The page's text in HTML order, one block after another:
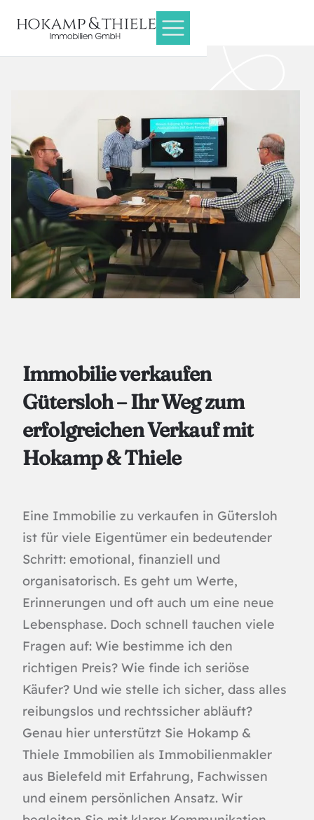
Immobilie verkaufen
Gütersloh – Ihr Weg zum
erfolgreichen Verkauf mit
Hokamp & Thiele
Eine Immobilie zu verkaufen in Gütersloh
ist für viele Eigentümer ein bedeutender
Schritt: emotional, finanziell und
organisatorisch. Es geht um Werte,
Erinnerungen und oft auch um eine neue
Lebensphase. Doch schnell tauchen viele
Fragen auf: Wie bestimme ich den
richtigen Preis? Wie finde ich seriöse
Käufer? Und wie stelle ich sicher, dass alles
reibungslos und rechtssicher abläuft?
Genau hier unterstützt Sie Hokamp &
Thiele Immobilien als Immobilienmakler
aus Bielefeld mit Erfahrung, Fachwissen
und einem persönlichen Ansatz. Wir